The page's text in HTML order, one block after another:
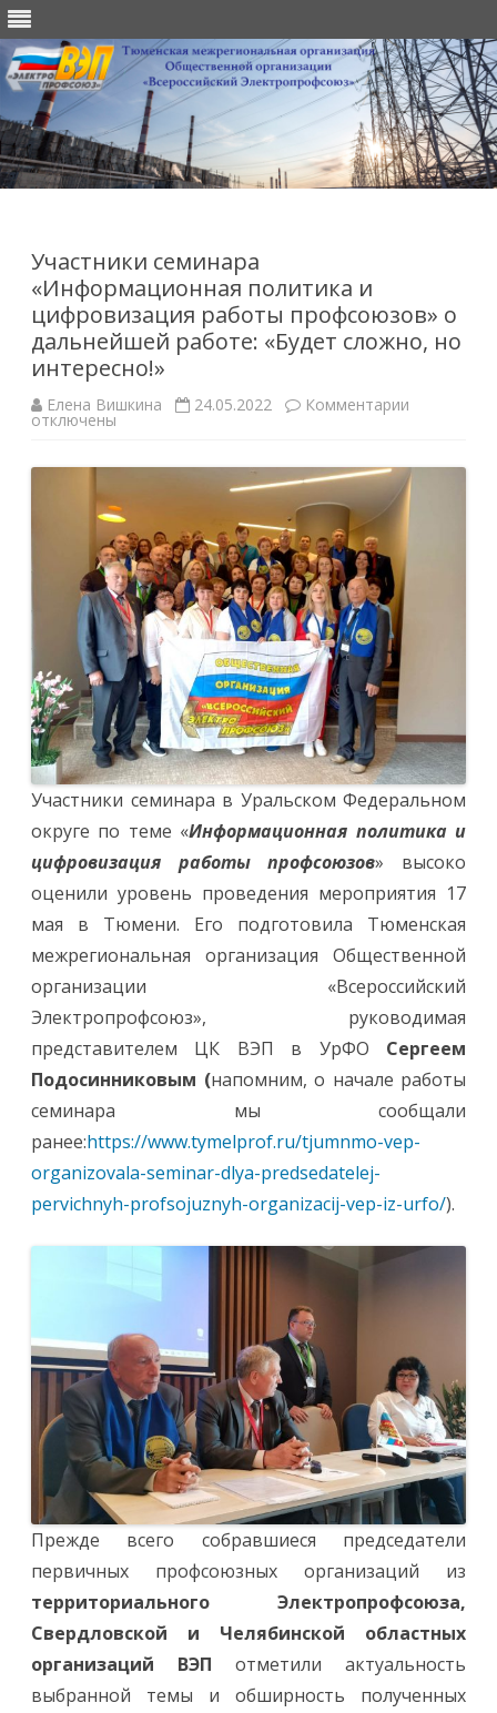
Участники семинара
«Информационная политика и
цифровизация работы профсоюзов» о
дальнейшей работе: «Будет сложно, но
интересно!»
Елена Вишкина 24.05.2022 Комментарии
политика
и
отключены
Участники семинара в Уральском Федеральном
округе по теме «Информационная политика и
цифровизация работы профсоюзов» высоко
оценили уровень проведения мероприятия 17
мая в Тюмени. Его подготовила Тюменская
межрегиональная организация Общественной
организации «Всероссийский
Электропрофсоюз», руководимая
представителем ЦК ВЭП в УрФО Сергеем
Подосинниковым (напомним, о начале работы
семинара мы сообщали
ранее:https://www.tymelprof.ru/tjumnmo-vep-
organizovala-seminar-dlya-predsedatelej-
pervichnyh-profsojuznyh-organizacij-vep-iz-urfo/).
Прежде всего собравшиеся председатели
первичных профсоюзных организаций из
территориального Электропрофсоюза,
Свердловской и Челябинской областных
организаций ВЭП отметили актуальность
выбранной темы и обширность полученных